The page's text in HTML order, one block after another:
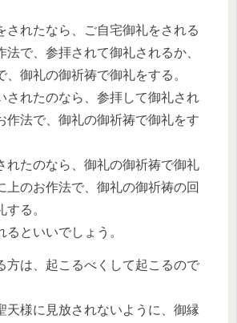
されたなら、ご自宅御礼をされる
法で、参拝されて御礼されるか、
、御礼の御祈祷で御礼をする。
されたのなら、参拝して御礼され
作法で、御礼の御祈祷で御礼をす
れたのなら、御礼の御祈祷で御礼
上のお作法で、御礼の御祈祷の回
る。
るといいでしょう。
方は、起こるべくして起こるので
天様に見放されないように、御縁